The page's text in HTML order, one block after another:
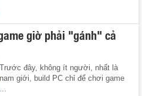
giờ phải "gánh" cả
Trước đây, không ít người, nhất là
nam giới, build PC chỉ để chơi game
...